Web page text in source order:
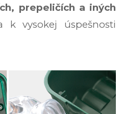
prepeličích a iných
k vysokej úspešnosti